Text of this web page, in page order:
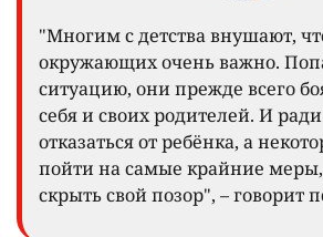
"Многим с детства внушают,
окружающих очень важно.
ситуацию, они прежде всего
себя и своих родителей. И ради
отказаться от ребёнка, а
пойти на самые крайние
скрыть свой позор", – говорит